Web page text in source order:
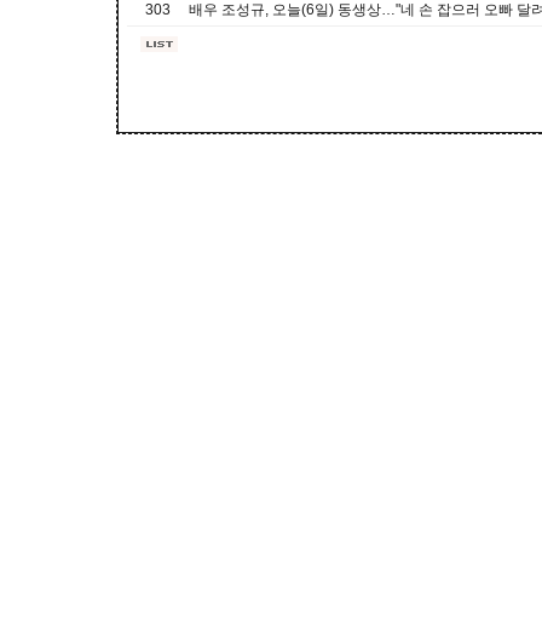
303
배우 조성규, 오늘(6일) 동생상…"네 손 잡으러 오빠 달